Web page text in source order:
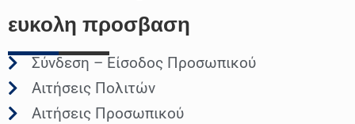
ευκολη προσβαση
Σύνδεση – Είσοδος Προσωπικού
Αιτήσεις Πολιτών
Αιτήσεις Προσωπικού